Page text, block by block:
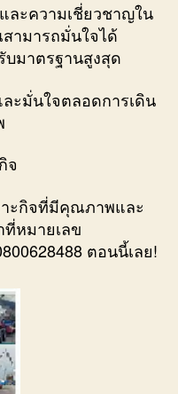
ละความเชี่ยวชาญใน
ามารถมั่นใจได้
บมาตรฐานสูงสุด
ะมั่นใจตลอดการเดิน
จ
ะกิจที่มีคุณภาพและ
หมายเลข
ตอนนี้เลย!